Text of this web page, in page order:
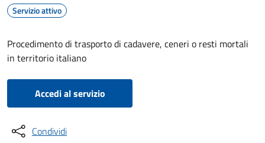
Servizio attivo
Procedimento di trasporto di cadavere, ceneri o resti mortali
in territorio italiano
Accedi al servizio
Condividi